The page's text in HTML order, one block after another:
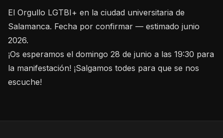
El Orgullo LGTBI+ en la ciudad universitaria de
Salamanca. Fecha por confirmar — estimado junio
2026.
¡Os esperamos el domingo 28 de junio a las 19:30 para
la manifestación! ¡Salgamos todes para que se nos
escuche!